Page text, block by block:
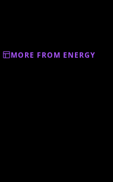
MORE FROM ENERGY